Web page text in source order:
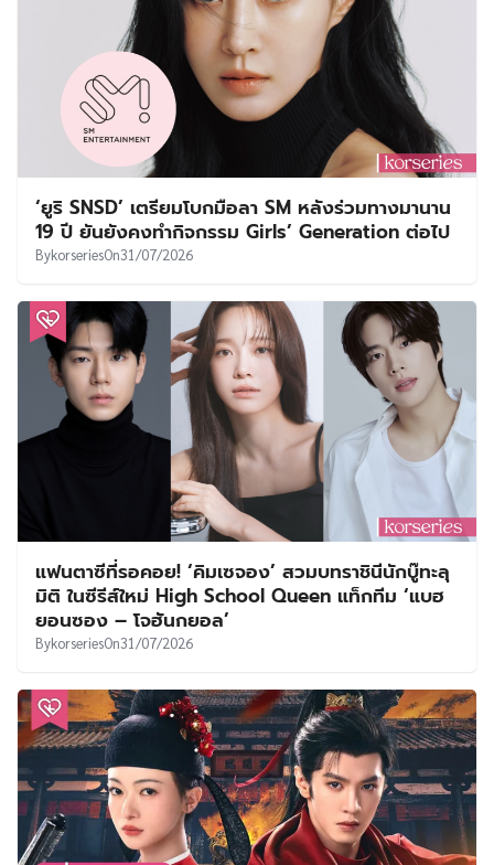
‘ยูริ SNSD’ เตรียมโบกมือลา SM หลังร่วมทางมานาน
19 ปี ยันยังคงทำกิจกรรม Girls’ Generation ต่อไป
BykorseriesOn31/07/2026
แฟนตาซีที่รอคอย! ‘คิมเซจอง’ สวมบทราชินีนักบู๊ทะลุ
มิติ ในซีรีส์ใหม่ High School Queen แท็กทีม ‘แบฮ
ยอนซอง – โจฮันกยอล’
BykorseriesOn31/07/2026